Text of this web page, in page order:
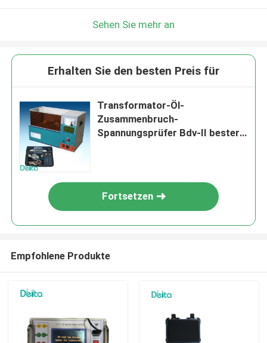
Sehen Sie mehr an
Erhalten Sie den besten Preis für
Transformator-Öl-
Zusammenbruch-
Spannungsprüfer Bdv-II bester
Fortsetzen
Empfohlene Produkte